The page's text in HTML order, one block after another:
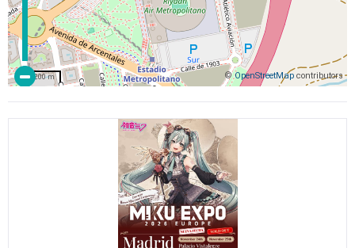
©OpenStreetMap contributors
200 m